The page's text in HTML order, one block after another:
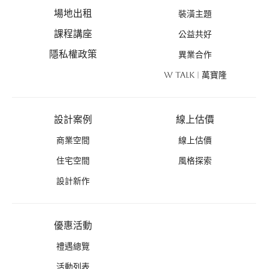
場地出租
課程講座
隱私權政策
裝潢主題
公益共好
異業合作
W TALK | 萬寶隆
設計案例
商業空間
住宅空間
設計新作
線上估價
線上估價
風格探索
優惠活動
禮遇總覽
活動列表